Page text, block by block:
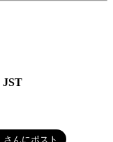
JST